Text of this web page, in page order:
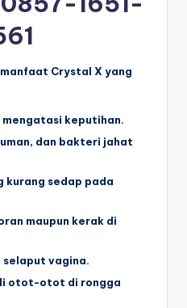
Crystal X yang
mengatasi keputihan.
dan bakteri jahat
kurang sedap pada
maupun kerak di
vagina.
otot-otot di rongga